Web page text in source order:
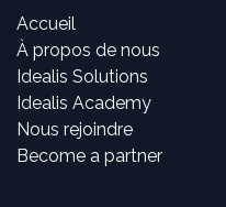
Accueil
À propos de nous
Idealis Solutions
Idealis Academy
Nous rejoindre
Become a partner